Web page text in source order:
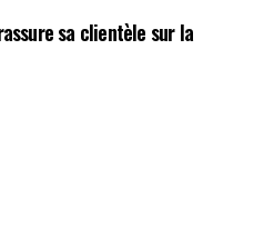
sa clientèle sur la